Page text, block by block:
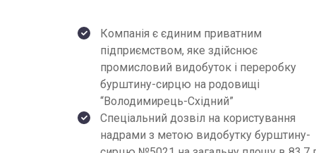
Компанія є єдиним приватним
підприємством, яке здійснює
промисловий видобуток і переробку
бурштину-сирцю на родовищі
“Володимирець-Східний”
Спеціальний дозвіл на користування
надрами з метою видобутку бурштину-